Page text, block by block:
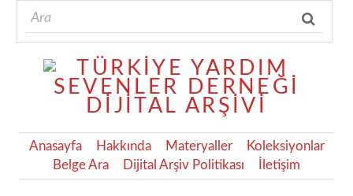
Anasayfa Hakkında Materyaller
Koleksiyonlar
Belge Ara
Dijital Arşiv Politikası İletişim